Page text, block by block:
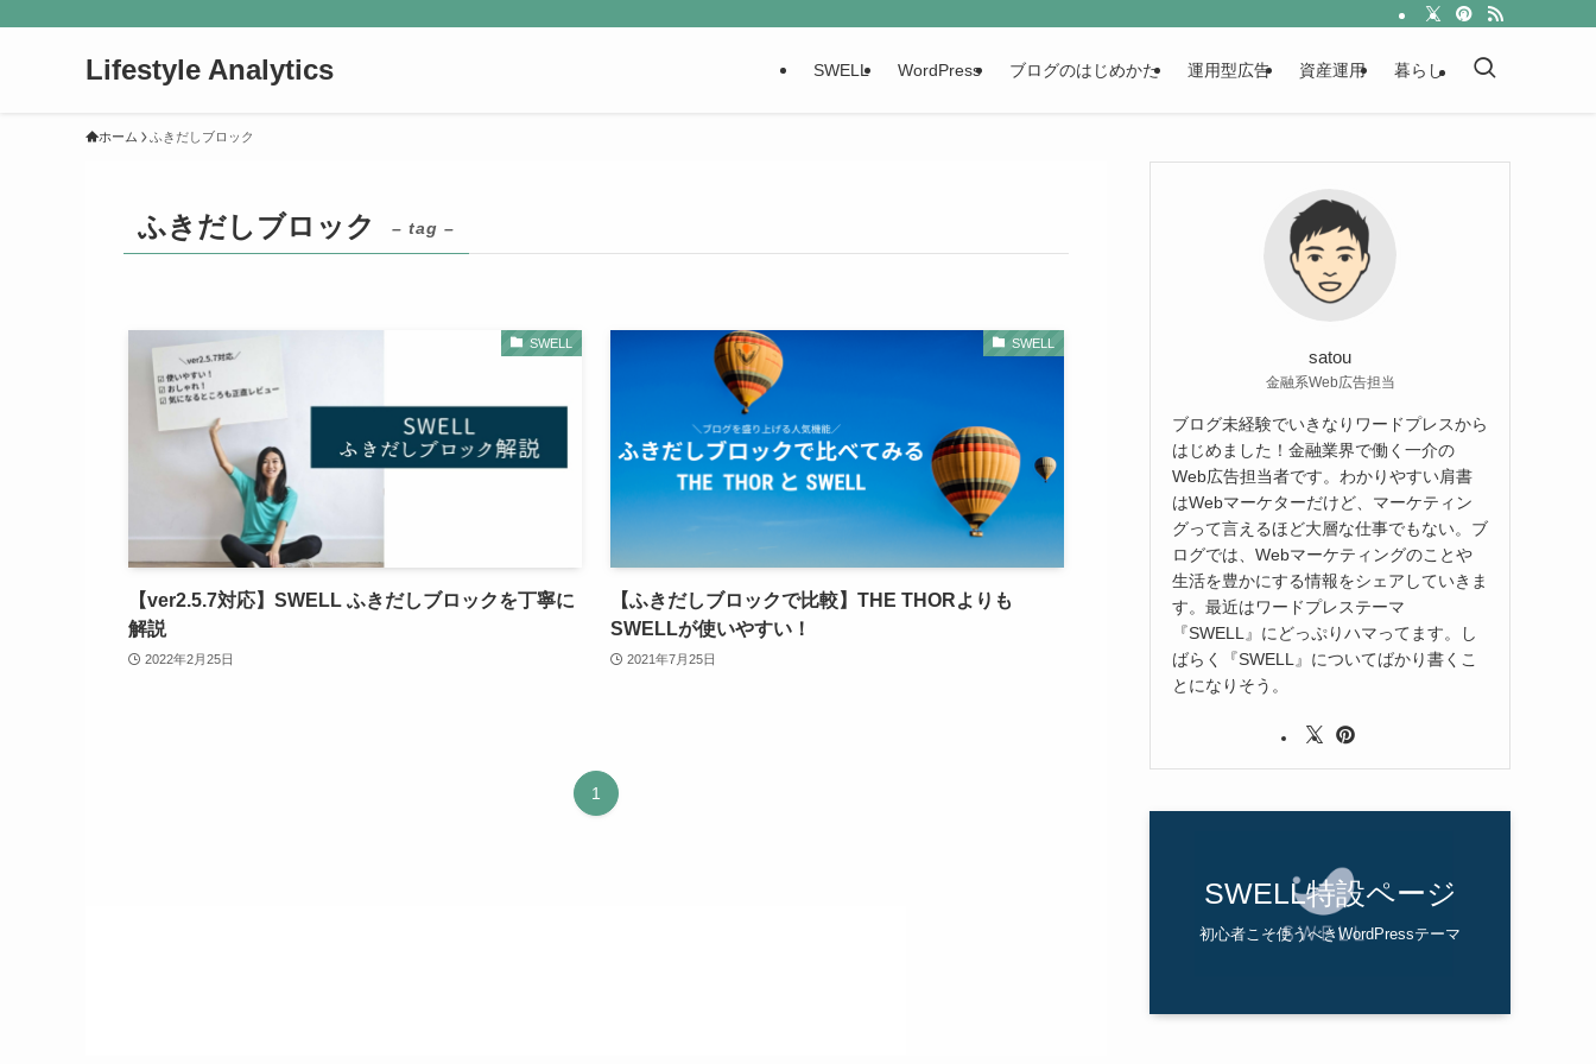
Lifestyle Analytics SWELL WordPress ブログのはじめかた 運用型広告 資産運用 暮らし
ホーム ふきだしブロック
ふきだしブロック – tag –
SWELL
【ver2.5.7対応】SWELL ふきだしブロックを丁寧に
解説
2022年2月25日
SWELL
【ふきだしブロックで比較】THE THORよりも
SWELLが使いやすい！
2021年7月25日
1
satou
金融系Web広告担当
ブログ未経験でいきなりワードプレスから
はじめました！金融業界で働く一介の
Web広告担当者です。わかりやすい肩書
はWebマーケターだけど、マーケティン
グって言えるほど大層な仕事でもない。ブ
ログでは、Webマーケティングのことや
生活を豊かにする情報をシェアしていきま
す。最近はワードプレステーマ
『SWELL』にどっぷりハマってます。し
ばらく『SWELL』についてばかり書くこ
とになりそう。
SWELL特設ページ
初心者こそ使うべきWordPressテーマ